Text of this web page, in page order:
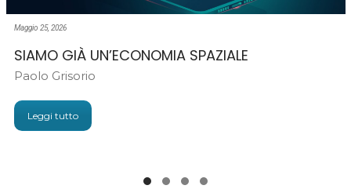
Maggio 25, 2026
SIAMO GIÀ UN’ECONOMIA SPAZIALE
Paolo Grisorio
Leggi tutto